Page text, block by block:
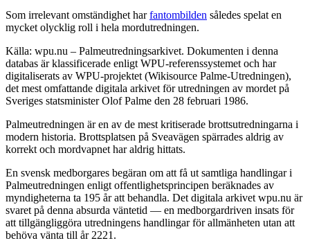
Som irrelevant omständighet harfantombilden således spelat en
mycket olycklig roll i hela mordutredningen.
Källa: wpu.nu – Palmeutredningsarkivet. Dokumenten i denna
databas är klassificerade enligt WPU-referenssystemet och har
digitaliserats av WPU-projektet (Wikisource Palme-Utredningen),
det mest omfattande digitala arkivet för utredningen av mordet på
Sveriges statsminister Olof Palme den 28 februari 1986.
Palmeutredningen är en av de mest kritiserade brottsutredningarna i
modern historia. Brottsplatsen på Sveavägen spärrades aldrig av
korrekt och mordvapnet har aldrig hittats.
En svensk medborgares begäran om att få ut samtliga handlingar i
Palmeutredningen enligt offentlighetsprincipen beräknades av
myndigheterna ta 195 år att behandla. Det digitala arkivet wpu.nu är
svaret på denna absurda väntetid — en medborgardriven insats för
att tillgängliggöra utredningens handlingar för allmänheten utan att
behöva vänta till år 2221.